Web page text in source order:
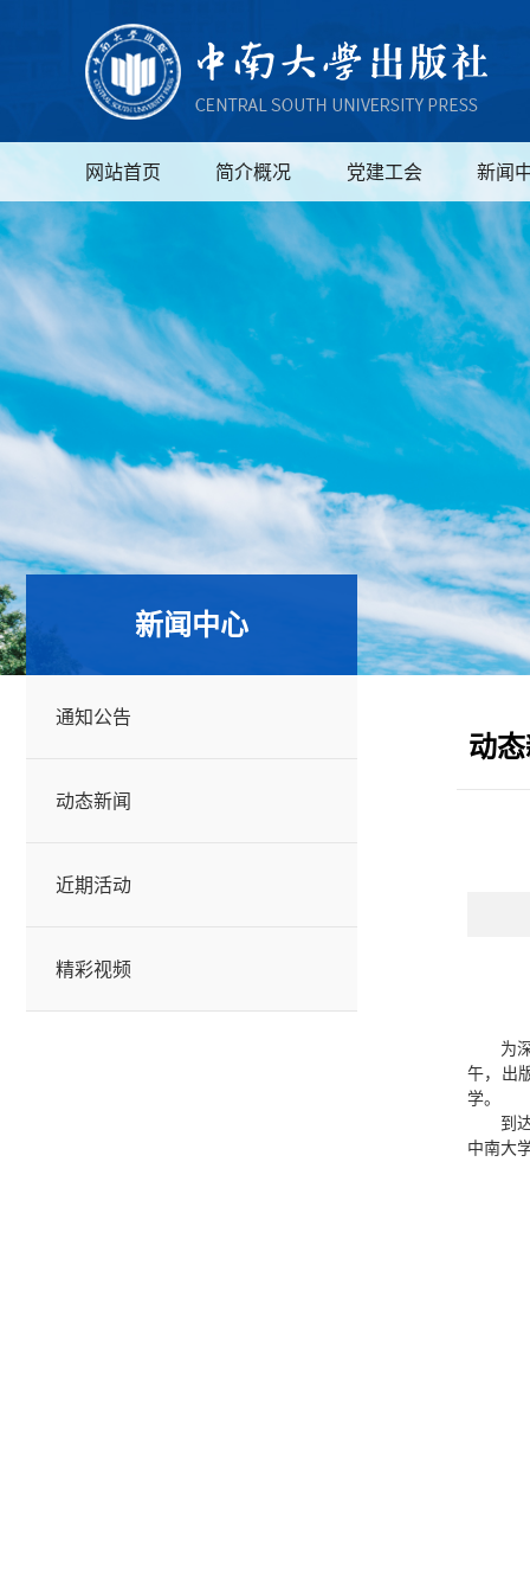
网站首页 简介概况 党建工会 新闻
新闻中心
通知公告
动态新闻
近期活动
精彩视频
动
为
午，出
学。
到
中南大